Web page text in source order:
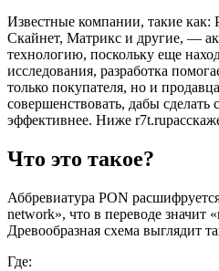
Известные компании, такие
Скайнет, Матрикс и другие, —
технологию, поскольку еще
исследования, разработка
только покупателя, но и
совершенствовать, дабы сделать
эффективнее. Ниже
Что это такое?
Аббревиатура PON
network», что в переводе значит
Древообразная схема выглядит
Где: